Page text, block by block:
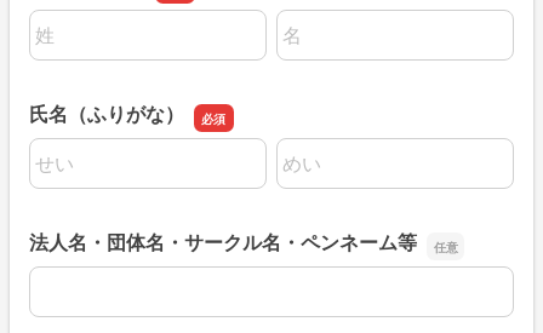
名前の姓
名前の名
氏名（ふりがな）
名前の姓
名前の名
法人名・団体名・サークル名・ペンネーム等
法人名・団体名・サークル名・ペンネーム等